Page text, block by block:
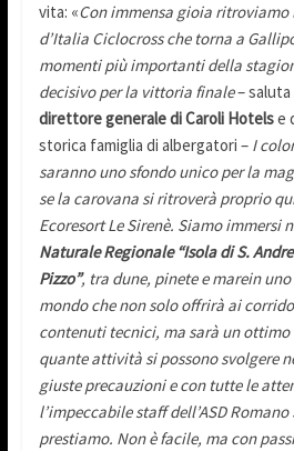
vita: «Con immensa gioia ritroviamo
d’Italia Ciclocross che torna a
momenti più importanti della
decisivo per la vittoria finale– saluta
direttore generale di Caroli Hotelse
storica famiglia di albergatori – I
saranno uno sfondo unico per la
se la carovana si ritroverà proprio
Ecoresort Le Sirenè. Siamo immersi
Naturale Regionale “Isola di S.
Pizzo”, tra dune, pinete e marein uno
mondo che non solo offrirà ai
contenuti tecnici, ma sarà un
quante attività si possono svolgere
giuste precauzioni e con tutte le
l’impeccabile staff dell’ASD
prestiamo. Non è facile, ma con